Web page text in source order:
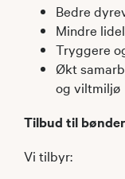
Bedre
Mindre
Tryggere
Økt
og viltmiljø
Tilbud til
Vi tilbyr: